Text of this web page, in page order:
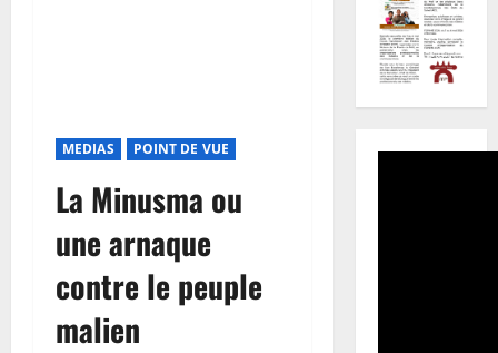
MEDIAS POINT DE VUE
La Minusma ou
une arnaque
contre le peuple
malien